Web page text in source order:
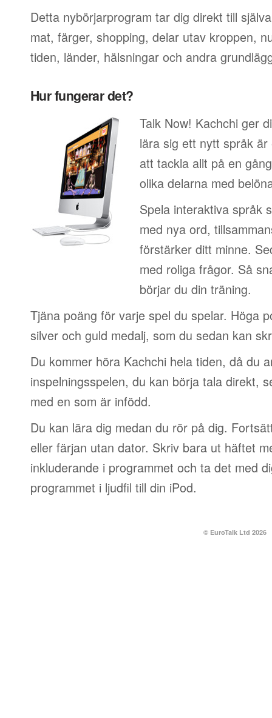
Detta nybörjarprogram tar dig direkt till
mat, färger, shopping, delar utav kroppen,
tiden, länder, hälsningar och andra
Hur fungerar det?
Talk Now! Kachchi ger
lära sig ett nytt språk
att tackla allt på en
olika delarna med
Spela interaktiva språk
med nya ord,
förstärker ditt minne.
med roliga frågor. Så
börjar du din träning.
Tjäna poäng för varje spel du spelar. Höga
silver och guld medalj, som du sedan kan
Du kommer höra Kachchi hela tiden, då du
inspelningsspelen, du kan börja tala direkt,
med en som är infödd.
Du kan lära dig medan du rör på dig.
eller färjan utan dator. Skriv bara ut häftet
inkluderande i programmet och ta det med
programmet i ljudfil till din iPod.
© EuroTalk Ltd 2026